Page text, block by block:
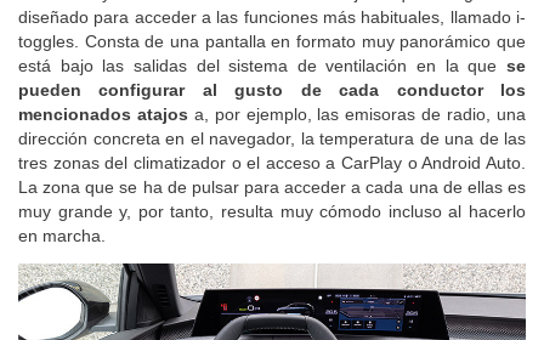
También ayuda a ello el sistema de «atajos» que Peugeot ha
diseñado para acceder a las funciones más habituales, llamado i-
toggles. Consta de una pantalla en formato muy panorámico que
está bajo las salidas del sistema de ventilación en la quese
pueden configurar al gusto de cada conductor los
mencionados atajos a, por ejemplo, las emisoras de radio, una
dirección concreta en el navegador, la temperatura de una de las
tres zonas del climatizador o el acceso a CarPlay o Android Auto.
La zona que se ha de pulsar para acceder a cada una de ellas es
muy grande y, por tanto, resulta muy cómodo incluso al hacerlo